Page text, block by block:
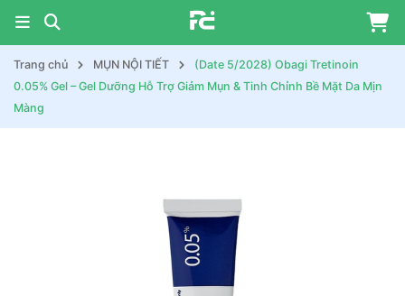
Trang chủ MỤN NỘI TIẾT
(Date 5/2028) Obagi Tretinoin
0.05% Gel – Gel Dưỡng Hỗ Trợ Giảm Mụn & Tinh Chỉnh Bề Mặt Da Mịn
Màng